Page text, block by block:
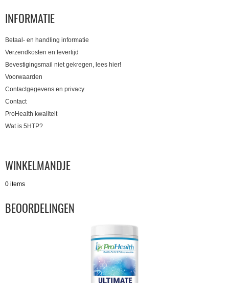
INFORMATIE
Betaal- en handling informatie
Verzendkosten en levertijd
Bevestigingsmail niet gekregen, lees hier!
Voorwaarden
Contactgegevens en privacy
Contact
ProHealth kwaliteit
Wat is 5HTP?
WINKELMANDJE
0 items
BEOORDELINGEN